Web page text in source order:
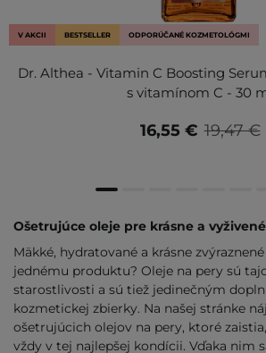
V AKCII BESTSELLER ODPORÚČANÉ KOZMETOLÓGMI
Dr. Althea - Vitamin C Boosting
s vitamínom C - 30
19,47 €
16,55 €
Ošetrujúce oleje pre krásne a
Mäkké, hydratované a krásne
jednému produktu? Oleje na pery sú
starostlivosti a sú tiež jedinečným
kozmetickej zbierky. Na našej stránke
ošetrujúcich olejov na pery, ktoré
vždy v tej najlepšej kondícii. Vďaka nim